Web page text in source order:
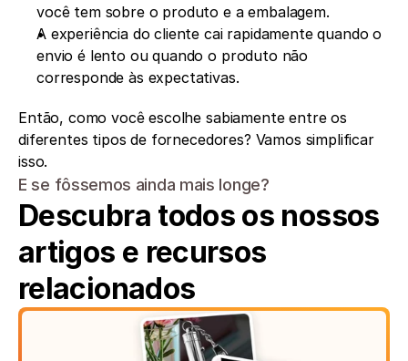
você tem sobre o produto e a embalagem.
A experiência do cliente cai rapidamente quando o
envio é lento ou quando o produto não
corresponde às expectativas.
Então, como você escolhe sabiamente entre os
diferentes tipos de fornecedores? Vamos simplificar
isso.
E se fôssemos ainda mais longe?
Descubra todos os nossos
artigos e recursos
relacionados